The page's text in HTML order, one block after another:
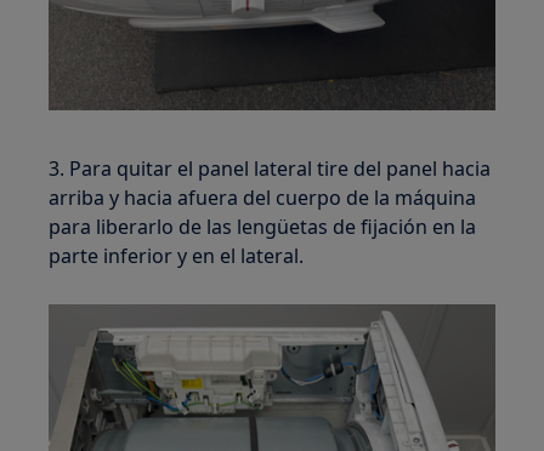
3. Para quitar el panel lateral tire del panel hacia
arriba y hacia afuera del cuerpo de la máquina
para liberarlo de las lengüetas de fijación en la
parte inferior y en el lateral.